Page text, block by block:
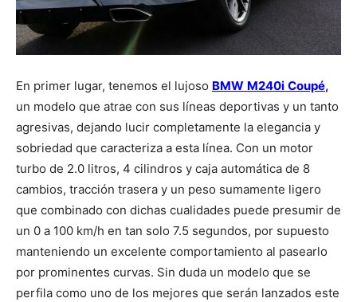
En primer lugar, tenemos el lujoso BMW M240i Coupé,
un modelo que atrae con sus líneas deportivas y un tanto
agresivas, dejando lucir completamente la elegancia y
sobriedad que caracteriza a esta línea. Con un motor
turbo de 2.0 litros, 4 cilindros y caja automática de 8
cambios, tracción trasera y un peso sumamente ligero
que combinado con dichas cualidades puede presumir de
un 0 a 100 km/h en tan solo 7.5 segundos, por supuesto
manteniendo un excelente comportamiento al pasearlo
por prominentes curvas. Sin duda un modelo que se
perfila como uno de los mejores que serán lanzados este